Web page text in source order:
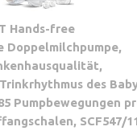
Hands-free
Doppelmilchpumpe,
des
Pumpbewegungen
SCF547/11